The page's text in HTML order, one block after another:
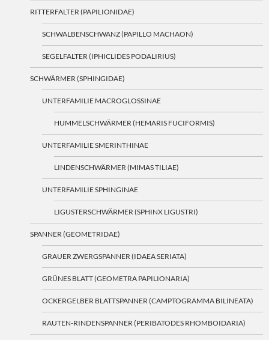
RITTERFALTER (PAPILIONIDAE)
SCHWALBENSCHWANZ (PAPILLO MACHAON)
SEGELFALTER (IPHICLIDES PODALIRIUS)
SCHWÄRMER (SPHINGIDAE)
UNTERFAMILIE MACROGLOSSINAE
HUMMELSCHWÄRMER (HEMARIS FUCIFORMIS)
UNTERFAMILIE SMERINTHINAE
LINDENSCHWÄRMER (MIMAS TILIAE)
UNTERFAMILIE SPHINGINAE
LIGUSTERSCHWÄRMER (SPHINX LIGUSTRI)
SPANNER (GEOMETRIDAE)
GRAUER ZWERGSPANNER (IDAEA SERIATA)
GRÜNES BLATT (GEOMETRA PAPILIONARIA)
OCKERGELBER BLATTSPANNER (CAMPTOGRAMMA BILINEATA)
RAUTEN-RINDENSPANNER (PERIBATODES RHOMBOIDARIA)